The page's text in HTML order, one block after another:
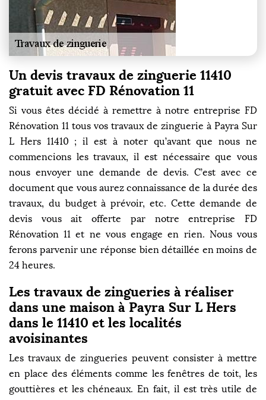
Un devis travaux de zinguerie 11410
gratuit avec FD Rénovation 11
Si vous êtes décidé à remettre à notre entreprise FD
Rénovation 11 tous vos travaux de zinguerie à Payra Sur
L Hers 11410 ; il est à noter qu’avant que nous ne
commencions les travaux, il est nécessaire que vous
nous envoyer une demande de devis. C’est avec ce
document que vous aurez connaissance de la durée des
travaux, du budget à prévoir, etc. Cette demande de
devis vous ait offerte par notre entreprise FD
Rénovation 11 et ne vous engage en rien. Nous vous
ferons parvenir une réponse bien détaillée en moins de
24 heures.
Les travaux de zingueries à réaliser
dans une maison à Payra Sur L Hers
dans le 11410 et les localités
avoisinantes
Les travaux de zingueries peuvent consister à mettre
en place des éléments comme les fenêtres de toit, les
gouttières et les chéneaux. En fait, il est très utile de